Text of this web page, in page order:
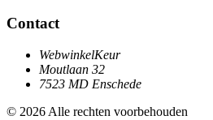
Contact
WebwinkelKeur
Moutlaan 32
7523 MD Enschede
© 2026 Alle rechten voorbehouden